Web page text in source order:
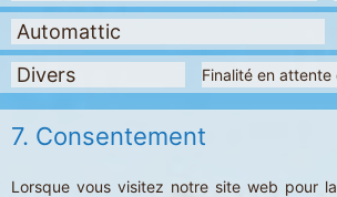
Automattic
Divers Finalité en attente
7. Consentement
Lorsque vous visitez notre site web pour